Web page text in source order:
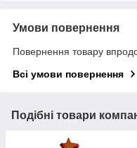
Умови повернення
Повернення товару
Всі умови повернення
Подібні товари